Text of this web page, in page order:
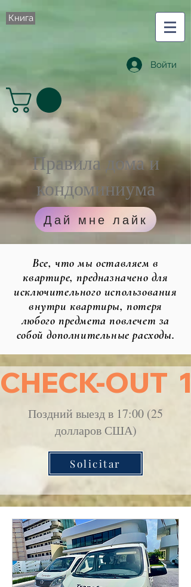
Книга
Войти
Правила дома и
кондоминиума
Дай мне лайк
Все, что мы оставляем в
квартире, предназначено для
исключительного использования
внутри квартиры, потеря
любого предмета повлечет за
собой дополнительные расходы.
CHECK-OUT
Поздний выезд в 17:00 (25
долларов США)
Solicitar